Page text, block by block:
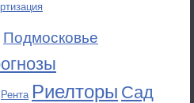
Подмосковье
Рента Риелторы Сад